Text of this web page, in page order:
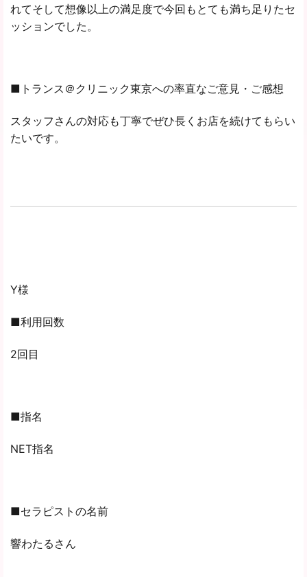
れてそして想像以上の満足度で今回もとても満ち足りたセ
ッションでした。
■トランス＠クリニック東京への率直なご意見・ご感想
スタッフさんの対応も丁寧でぜひ長くお店を続けてもらい
たいです。
Y様
■利用回数
2回目
■指名
NET指名
■セラピストの名前
響わたるさん